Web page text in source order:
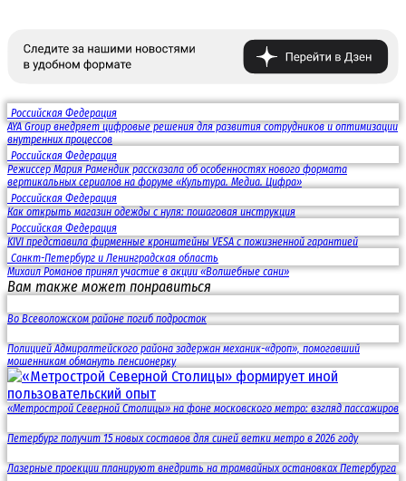
Российская Федерация
AYA Group внедряет цифровые решения для развития сотрудников и оптимизации
внутренних процессов
Российская Федерация
Режиссер Мария Рамендик рассказала об особенностях нового формата
вертикальных сериалов на форуме «Культура. Медиа. Цифра»
Российская Федерация
Как открыть магазин одежды с нуля: пошаговая инструкция
Российская Федерация
KIVI представила фирменные кронштейны VESA с пожизненной гарантией
Санкт-Петербург и Ленинградская область
Михаил Романов принял участие в акции «Волшебные сани»
Вам также может понравиться
Во Всеволожском районе погиб подросток
Полицией Адмиралтейского района задержан механик-«дроп», помогавший
мошенникам обмануть пенсионерку
«Метрострой Северной Столицы» на фоне московского метро: взгляд пассажиров
Петербург получит 15 новых составов для синей ветки метро в 2026 году
Лазерные проекции планируют внедрить на трамвайных остановках Петербурга